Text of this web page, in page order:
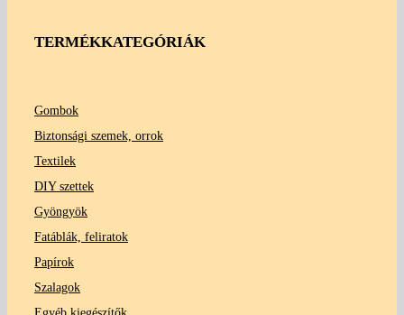
TERMÉKKATEGÓRIÁK
Gombok
Biztonsági szemek, orrok
Textilek
DIY szettek
Gyöngyök
Fatáblák, feliratok
Papírok
Szalagok